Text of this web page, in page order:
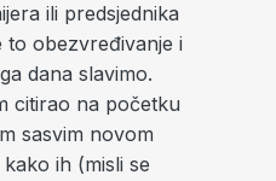
ili predsjednika
to obezvređivanje i
dana slavimo.
citirao na početku
sasvim novom
ih (misli se